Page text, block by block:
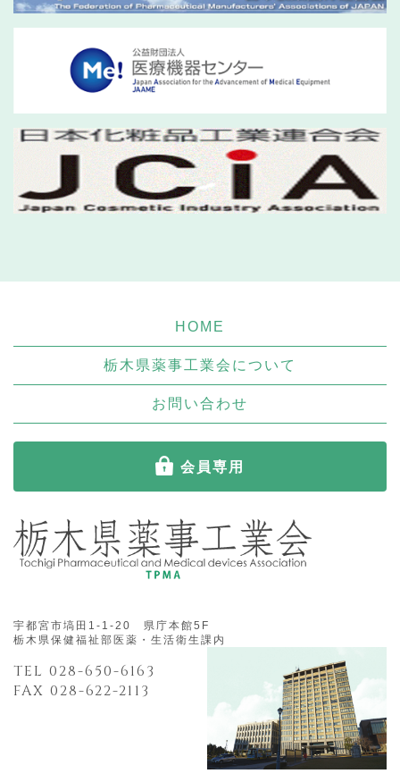
HOME
栃木県薬事工業会について
お問い合わせ
会員専用
宇都宮市塙田1-1-20 県庁本館5F
栃木県保健福祉部医薬・生活衛生課内
TEL 028-650-6163
FAX 028-622-2113